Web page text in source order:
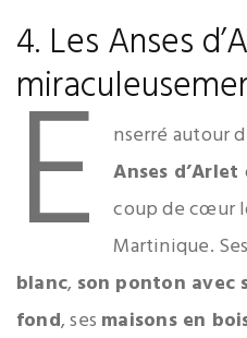
4. Les Anses
E
nserré autour
Anses d’Arlet
coup de cœur
Martinique. Ses
blanc, son ponton avec
fond, ses maisons en